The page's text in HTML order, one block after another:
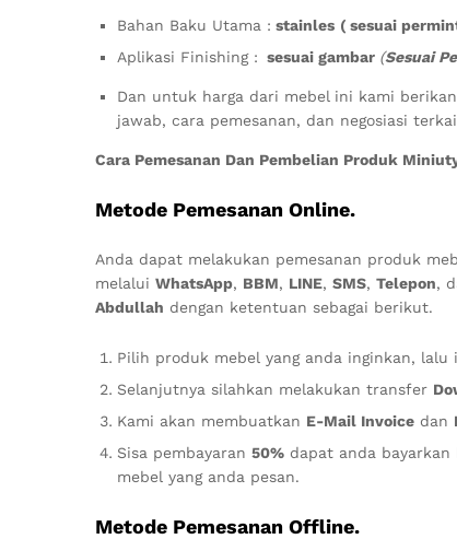
Bahan Baku Utama : stainles ( sesuai
Aplikasi Finishing : sesuai gambar (Sesuai
Dan untuk harga dari mebel ini kami
jawab, cara pemesanan, dan negosiasi
Cara Pemesanan Dan Pembelian Produk
Metode Pemesanan Online.
Anda dapat melakukan pemesanan produk
melalui WhatsApp, BBM, LINE, SMS, Telepon,
Abdullah dengan ketentuan sebagai berikut.
Pilih produk mebel yang anda inginkan,
Selanjutnya silahkan melakukan transfer
Kami akan membuatkan E-Mail Invoice dan
Sisa pembayaran 50% dapat anda
mebel yang anda pesan.
Metode Pemesanan Offline.